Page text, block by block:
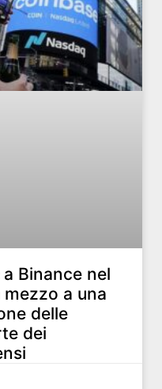
Binance nel
mezzo a una
delle
dei